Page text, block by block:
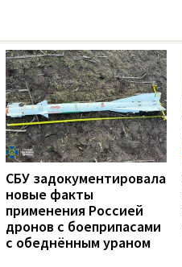
СБУ задокументировала
новые факты
применения Россией
дронов с боеприпасами
с обеднённым ураном